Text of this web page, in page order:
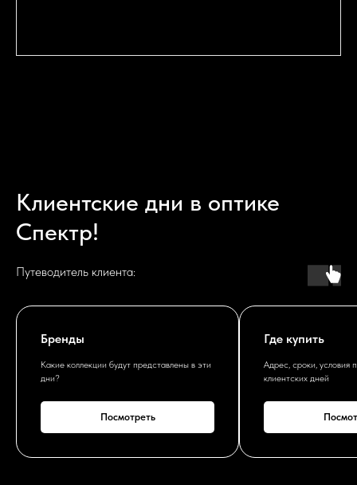
Клиентские дни в оптике
Спектр!
Путеводитель клиента:
Бренды
Какие коллекции будут представлены в эти
дни?
Посмотреть
Где купить
Адрес, сроки, условия
клиентских дней